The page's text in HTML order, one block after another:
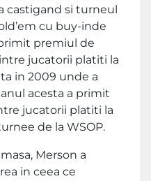
castigand si turneul
cu buy-inde
premiul de
intre jucatorii platiti la
in 2009 unde a
acesta a primit
jucatorii platiti la
de la WSOP.
Merson a
in ceea ce